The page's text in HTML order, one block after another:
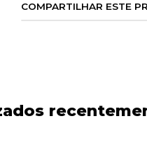
COMPARTILHAR ESTE